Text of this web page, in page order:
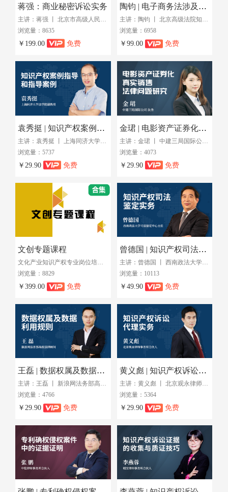
蒋强：商业秘密诉讼实务
浏览量：8635
￥199.00 免费
陶钧 | 电子商务法涉及知识产权相关问题解读
主讲：陶钧 丨 北京高级法院知识产权庭
浏览量：6958
￥99.00 免费
袁秀挺 | 知识产权案例指导和指导案例
浏览量：5737
￥29.90 免费
金珺 | 电影资产证券化真实销售法律问题
浏览量：4073
￥29.90 免费
文创专题课程
文化产业知识产权专业岗位培训班（第三期课程）
浏览量：8829
￥399.00 免费
曾德国 | 知识产权司法鉴定实务系列课程
主讲：曾德国 丨 西南政法大学司法鉴定中心主任
浏览量：10113
￥49.90 免费
王磊 | 数据权属及数据利用规则
主讲：王磊 丨 新浪网法务部高级法律顾问
浏览量：4766
￥29.90 免费
黄义彪 | 知识产权诉讼代理实务
主讲：黄义彪 丨 北京观永律师事务所合伙人
浏览量：5364
￥29.90 免费